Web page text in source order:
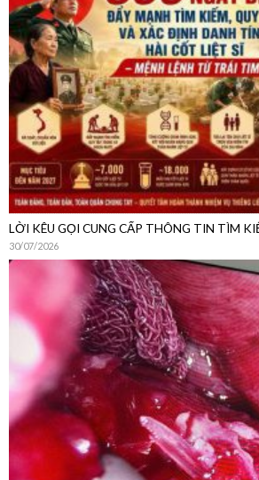
LỜI KÊU GỌI CUNG CẤP THÔNG TIN TÌM
30/07/2026
Phẫu thuật thành công cho bệnh nhân bị
gây áp xe dưới gan